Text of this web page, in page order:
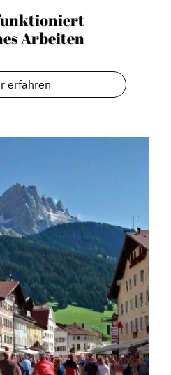
Arbeiten
erfahren